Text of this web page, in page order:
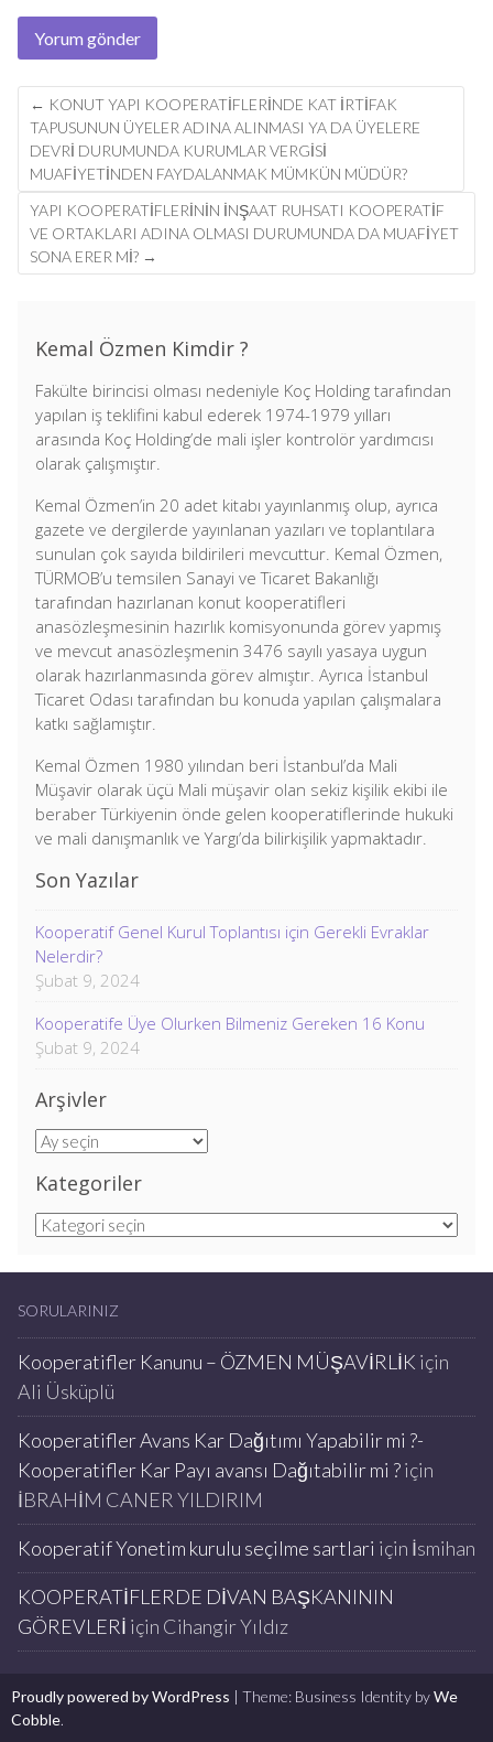
Post
navigation
← KONUT YAPI KOOPERATIFLERINDE KAT IRTIFAK
TAPUSUNUN ÜYELER ADINA ALINMASI YA DA ÜYELERE
DEVRI DURUMUNDA KURUMLAR VERGISI
MUAFIYETINDEN FAYDALANMAK MÜMKÜN MÜDÜR?
YAPI KOOPERATIFLERININ INŞAAT RUHSATI KOOPERATIF
VE ORTAKLARI ADINA OLMASI DURUMUNDA DA MUAFIYET
SONA ERER MI? →
Kemal Özmen Kimdir ?
Fakülte birincisi olması nedeniyle Koç Holding tarafından
yapılan iş teklifini kabul ederek 1974-1979 yılları
arasında Koç Holding’de mali işler kontrolör yardımcısı
olarak çalışmıştır.
Kemal Özmen’in 20 adet kitabı yayınlanmış olup, ayrıca
gazete ve dergilerde yayınlanan yazıları ve toplantılara
sunulan çok sayıda bildirileri mevcuttur. Kemal Özmen,
TÜRMOB’u temsilen Sanayi ve Ticaret Bakanlığı
tarafından hazırlanan konut kooperatifleri
anasözleşmesinin hazırlık komisyonunda görev yapmış
ve mevcut anasözleşmenin 3476 sayılı yasaya uygun
olarak hazırlanmasında görev almıştır. Ayrıca İstanbul
Ticaret Odası tarafından bu konuda yapılan çalışmalara
katkı sağlamıştır.
Kemal Özmen 1980 yılından beri İstanbul’da Mali
Müşavir olarak üçü Mali müşavir olan sekiz kişilik ekibi ile
beraber Türkiyenin önde gelen kooperatiflerinde hukuki
ve mali danışmanlık ve Yargı’da bilirkişilik yapmaktadır.
Son Yazılar
Kooperatif Genel Kurul Toplantısı için Gerekli Evraklar
Nelerdir?
Şubat 9, 2024
Kooperatife Üye Olurken Bilmeniz Gereken 16 Konu
Şubat 9, 2024
Arşivler
Arşivler
Kategoriler
Kategoriler
SORULARINIZ
Kooperatifler Kanunu – ÖZMEN MÜŞAVİRLİK için
Ali Üsküplü
Kooperatifler Avans Kar Dağıtımı Yapabilir mi ?-
Kooperatifler Kar Payı avansı Dağıtabilir mi ?için
İBRAHİM CANER YILDIRIM
Kooperatif Yonetim kurulu seçilme sartlari için İsmihan
KOOPERATİFLERDE DİVAN BAŞKANININ
GÖREVLERİ için Cihangir Yıldız
Proudly powered by WordPress | Theme: Business Identity byWe
Cobble.